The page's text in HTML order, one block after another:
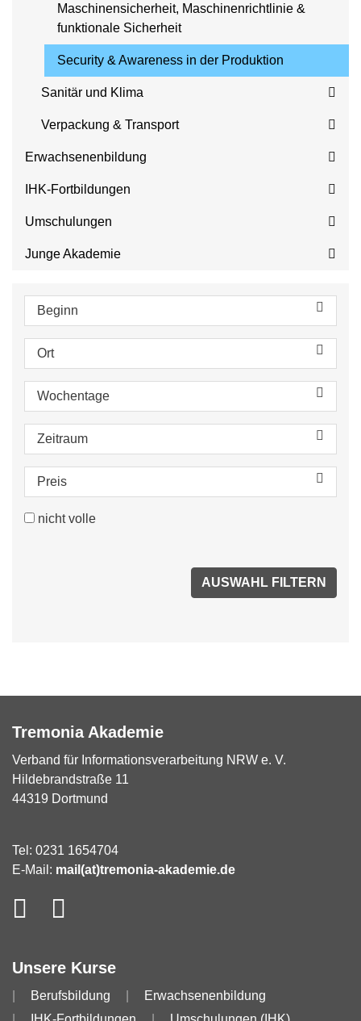
Maschinensicherheit, Maschinenrichtlinie &
funktionale Sicherheit
Security & Awareness in der Produktion
Sanitär und Klima
Verpackung & Transport
Erwachsenenbildung
IHK-Fortbildungen
Umschulungen
Junge Akademie
Beginn
Ort
Wochentage
Zeitraum
Preis
nicht volle
Tremonia Akademie
Verband für Informationsverarbeitung NRW e. V.
Hildebrandstraße 11
44319 Dortmund
Tel: 0231 1654704
E-Mail: mail(at)tremonia-akademie.de
Unsere Kurse
Berufsbildung
Erwachsenenbildung